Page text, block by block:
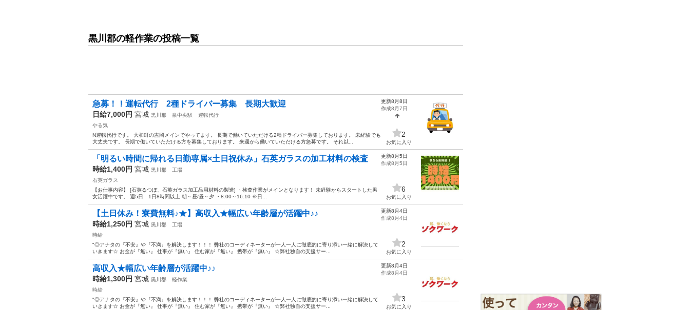
黒川郡の軽作業の投稿一覧
急募！！運転代行 2種ドライバー募集 長期大歓迎
日給7,000円 宮城 黒川郡 泉中央駅
運転代行
やる気
N運転代行です。 大和町の吉岡メインでやってます。 長期で働いていただける2種ドライバー募集しております。 未経験でも
大丈夫です。 長期で働いていただける方を募集しております。 来週から働いていただける方急募です。 それ以...
更新8月8日
作成8月7日
2
お気に入り
「明るい時間に帰れる日勤専属×土日祝休み」石英ガラスの加工材料の検査
時給1,400円 宮城 黒川郡
工場
石英ガラス
【お仕事内容】 [石英るつぼ、石英ガラス加工品用材料の製造] ・検査作業がメインとなります！ 未経験からスタートした男
女活躍中です。 週5日 1日8時間以上 朝～昼/昼～夕 ・8:00～16:10 ※日...
更新8月5日
作成8月5日
6
お気に入り
【土日休み！寮費無料♪★】高収入★幅広い年齢層が活躍中♪♪
時給1,250円 宮城 黒川郡
工場
時給
"◎アナタの『不安』や『不満』を解決します！！！ 弊社のコーディネーターが一人一人に徹底的に寄り添い一緒に解決して
いきます☆ お金が『無い』 仕事が『無い』 住む家が『無い』 携帯が『無い』 ☆弊社独自の支援サー...
更新8月4日
作成8月4日
2
お気に入り
高収入★幅広い年齢層が活躍中♪♪
時給1,300円 宮城 黒川郡
軽作業
時給
"◎アナタの『不安』や『不満』を解決します！！！ 弊社のコーディネーターが一人一人に徹底的に寄り添い一緒に解決して
いきます☆ お金が『無い』 仕事が『無い』 住む家が『無い』 携帯が『無い』 ☆弊社独自の支援サー...
更新8月4日
作成8月4日
3
お気に入り